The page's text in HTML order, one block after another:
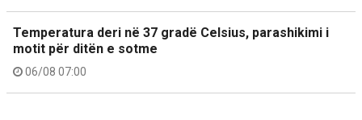
Temperatura deri në 37 gradë Celsius, parashikimi i
motit për ditën e sotme
06/08 07:00